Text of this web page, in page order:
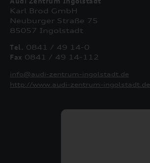
Karl Brod GmbH
Neuburger Straße 75
85057 Ingolstadt
Tel. 0841 / 49 14-0
Fax 0841 / 49 14-112
info@audi-zentrum-ingolstadt.de
http://www.audi-zentrum-ingolstadt.de